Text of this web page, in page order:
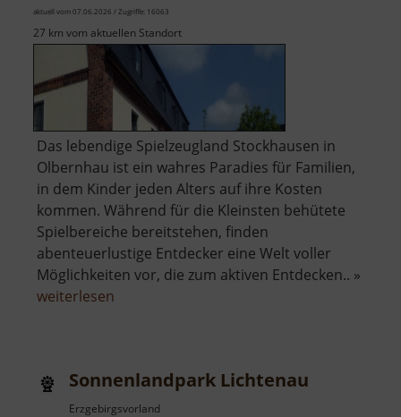
aktuell vom 07.06.2026 / Zugriffe: 16063
27 km vom aktuellen Standort
Das lebendige Spielzeugland Stockhausen in
Olbernhau ist ein wahres Paradies für Familien,
in dem Kinder jeden Alters auf ihre Kosten
kommen. Während für die Kleinsten behütete
Spielbereiche bereitstehen, finden
abenteuerlustige Entdecker eine Welt voller
Möglichkeiten vor, die zum aktiven Entdecken.. »
weiterlesen
lebendige
Spielzeugland
Sonnenlandpark Lichtenau
Erzgebirgsvorland